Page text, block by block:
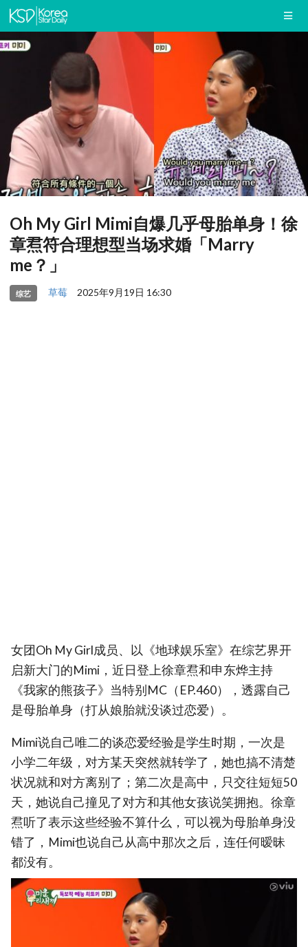
Oh My Girl Mimi自爆几乎母胎单身！徐
章焄符合理想型当场求婚「Marry
me？」
综艺 草莓 2025年9月19日 16:30
女团Oh My Girl成员、以《地球娱乐室》在综艺界开
启新大门的Mimi，近日登上徐章焄和申东烨主持
《我家的熊孩子》当特别MC（EP.460），透露自己
是母胎单身（打从娘胎就没谈过恋爱）。
Mimi说自己唯二的谈恋爱经验是学生时期，一次是
小学二年级，对方某天突然就转学了，她也搞不清楚
状况就和对方离别了；第二次是高中，只交往短短50
天，她说自己撞见了对方和其他女孩说笑拥抱。徐章
焄听了表示这些经验不算什么，可以视为母胎单身没
错了，Mimi也说自己从高中那次之后，连任何暧昧
都没有。